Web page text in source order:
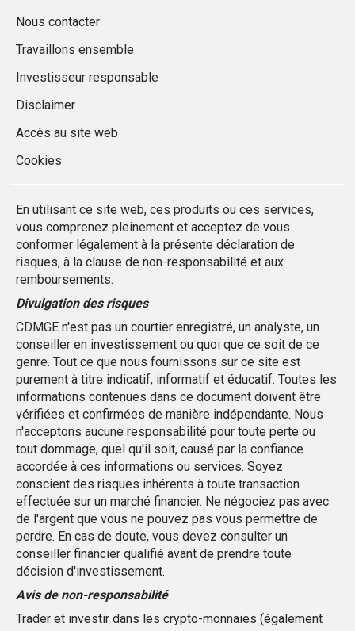
Nous contacter
Travaillons ensemble
Investisseur responsable
Disclaimer
Accès au site web
Cookies
En utilisant ce site web, ces produits ou ces services,
vous comprenez pleinement et acceptez de vous
conformer légalement à la présente déclaration de
risques, à la clause de non-responsabilité et aux
remboursements.
Divulgation des risques
CDMGE n'est pas un courtier enregistré, un analyste, un
conseiller en investissement ou quoi que ce soit de ce
genre. Tout ce que nous fournissons sur ce site est
purement à titre indicatif, informatif et éducatif. Toutes les
informations contenues dans ce document doivent être
vérifiées et confirmées de manière indépendante. Nous
n'acceptons aucune responsabilité pour toute perte ou
tout dommage, quel qu'il soit, causé par la confiance
accordée à ces informations ou services. Soyez
conscient des risques inhérents à toute transaction
effectuée sur un marché financier. Ne négociez pas avec
de l'argent que vous ne pouvez pas vous permettre de
perdre. En cas de doute, vous devez consulter un
conseiller financier qualifié avant de prendre toute
décision d'investissement.
Avis de non-responsabilité
Trader et investir dans les crypto-monnaies (également